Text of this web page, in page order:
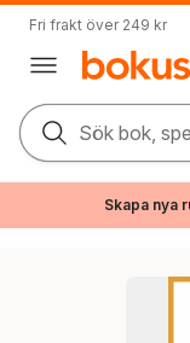
Fri frakt över 249 kr
Sök bok,
Skapa nya